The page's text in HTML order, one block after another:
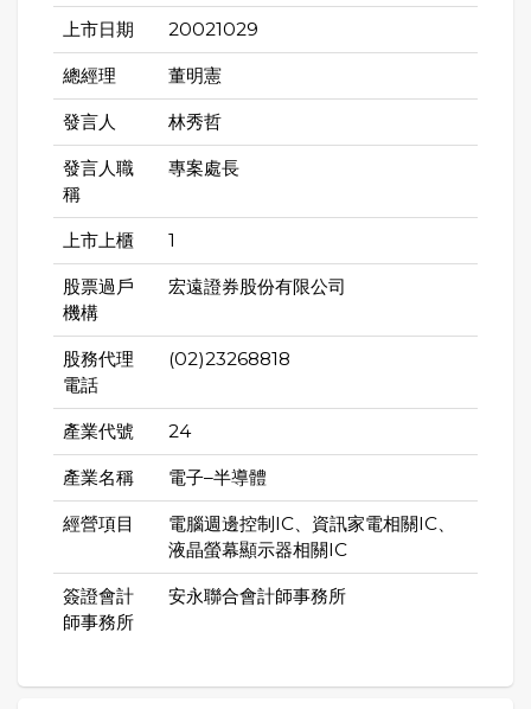
上市日期 20021029
總經理 董明憲
發言人 林秀哲
發言人職
稱
專案處長
上市上櫃 1
股票過戶
機構
宏遠證券股份有限公司
股務代理
電話
(02)23268818
產業代號 24
產業名稱 電子–半導體
經營項目
電腦週邊控制IC、資訊家電相關IC、
液晶螢幕顯示器相關IC
簽證會計
師事務所
安永聯合會計師事務所